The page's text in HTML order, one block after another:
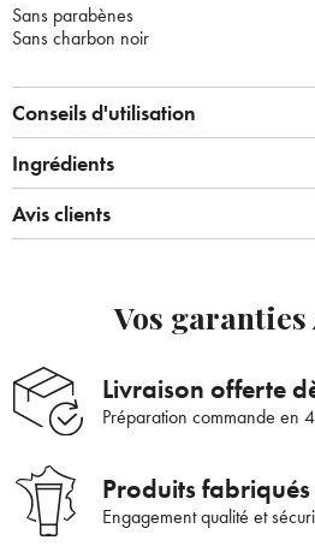
Sans parabènes
Sans charbon noir
Conseils d'utilisation
Ingrédients
Avis clients
Vos
Livraison offerte
Préparation commande en
Produits fabriqués
Engagement qualité et